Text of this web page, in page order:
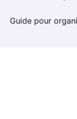
Guide pour